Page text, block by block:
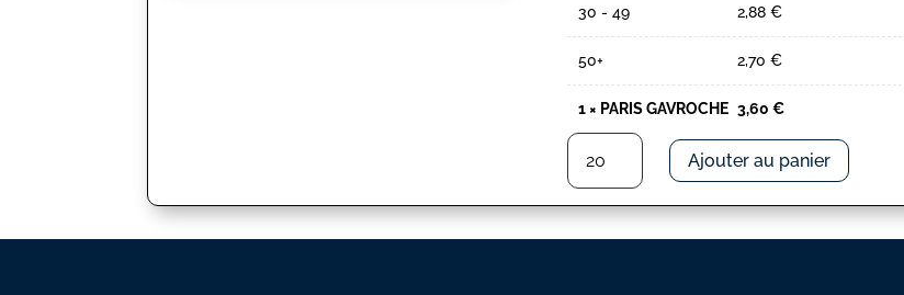
30 - 49 2,88 €
50+ 2,70 €
1 × PARIS GAVROCHE 3,60 €
quantité
PARIS
GAVROCHE
Ajouter au panier